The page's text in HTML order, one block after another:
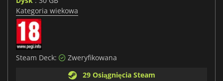
Kategoria wiekowa
Steam Deck:
Zweryfikowana
29 Osiągnięcia Steam